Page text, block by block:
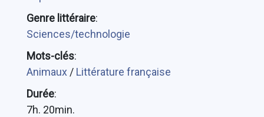
Genre littéraire:
Sciences/technologie
Mots-clés:
Animaux / Littérature française
Durée:
7h. 20min.